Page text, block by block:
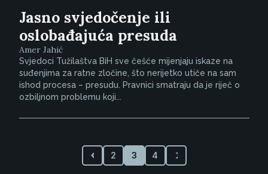
Jasno svjedočenje ili
oslobađajuća presuda
Amer Jahić
Svjedoci Tužilaštva BiH sve češće mijenjaju iskaze na
suđenjima za ratne zločine, što nerijetko utiče na sam
ishod procesa – presudu. Pravnici smatraju da je riječ o
ozbiljnom problemu koji...
2 3 4